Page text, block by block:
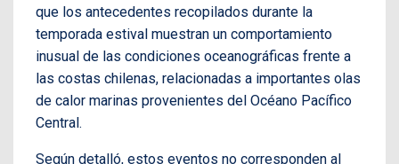
que los antecedentes recopilados durante la
temporada estival muestran un comportamiento
inusual de las condiciones oceanográficas frente a
las costas chilenas, relacionadas a importantes olas
de calor marinas provenientes del Océano Pacífico
Central.
Según detalló, estos eventos no corresponden al